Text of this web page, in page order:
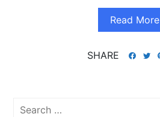
Read More
SHARE
Search